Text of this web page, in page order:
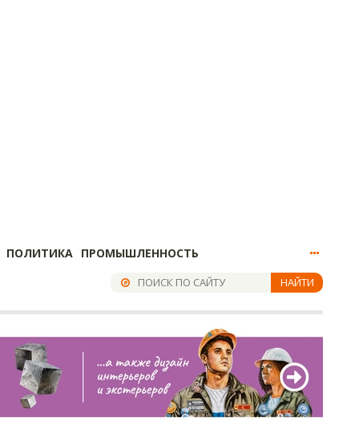
ПОЛИТИКА ПРОМЫШЛЕННОСТЬ
НАЙТИ